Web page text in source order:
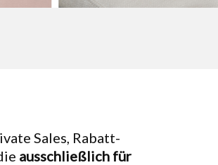
Sales, Rabatt-
ausschließlich für